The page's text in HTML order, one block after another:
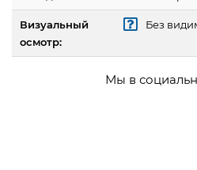
Визуальный
осмотр:
Без
Мы в